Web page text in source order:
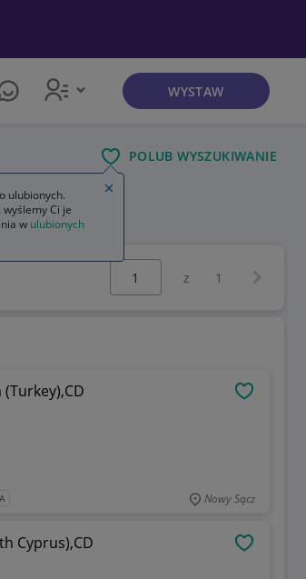
WYSTAW
POLUB WYSZUKIWANIE
Wybierz stronę:
z 1
Nowy Sącz
Cyprus),CD
ulubionych.
Ci je
w ulubionych
Zamknij wskazówkę